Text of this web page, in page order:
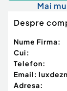
Mai
Despre
Nume Firma:
Cui:
Telefon:
Email:
Adresa: